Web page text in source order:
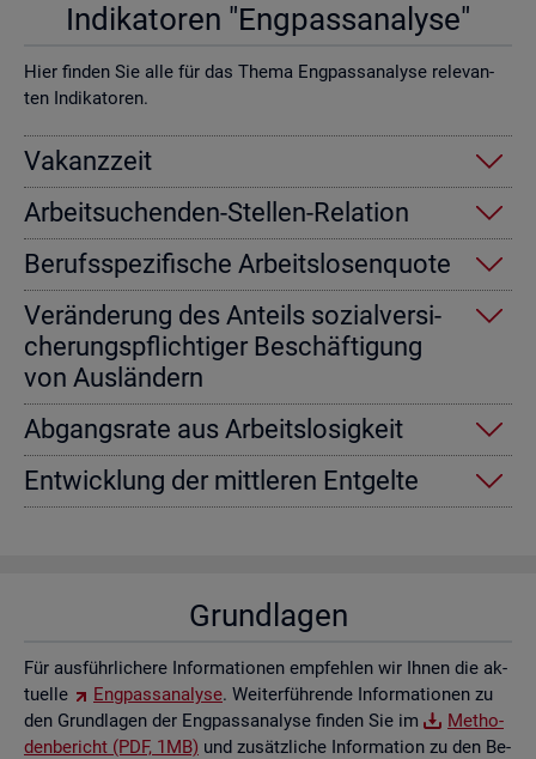
In­di­ka­to­ren "Eng­pass­ana­ly­se"
Hier fin­den Sie alle für das Thema Eng­pass­ana­ly­se re­le­van­
ten In­di­ka­to­ren.
Va­kanz­zeit
Ar­beit­su­chen­den-Stel­len-Re­la­ti­on
Be­rufs­spe­zi­fi­sche Ar­beits­lo­sen­quo­te
Ver­än­de­rung des An­teils so­zi­al­ver­si­
che­rungs­pflich­ti­ger Be­schäf­ti­gung
von Aus­län­dern
Ab­gangs­ra­te aus Ar­beits­lo­sig­keit
Ent­wick­lung der mitt­le­ren Ent­gel­te
Grund­la­gen
Für aus­führ­li­che­re In­for­ma­tio­nen emp­feh­len wir Ihnen die ak­
tu­el­le
Eng­pass­ana­ly­se. Wei­ter­füh­ren­de In­for­ma­tio­nen zu
den Grund­la­gen der Eng­pass­ana­ly­se fin­den Sie im
Me­tho­
den­be­richt (PDF, 1MB) und zu­sätz­li­che In­for­ma­ti­on zu den Be­